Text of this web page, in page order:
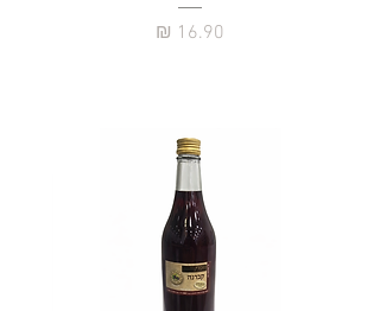
מחיר